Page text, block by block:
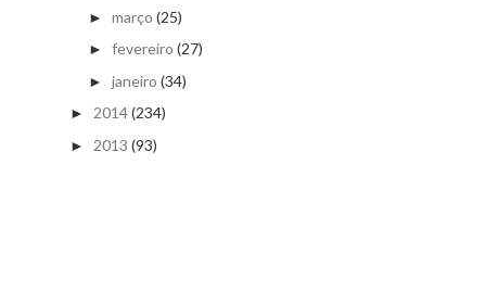
► março (25)
► fevereiro (27)
► janeiro (34)
► 2014(234)
► 2013 (93)